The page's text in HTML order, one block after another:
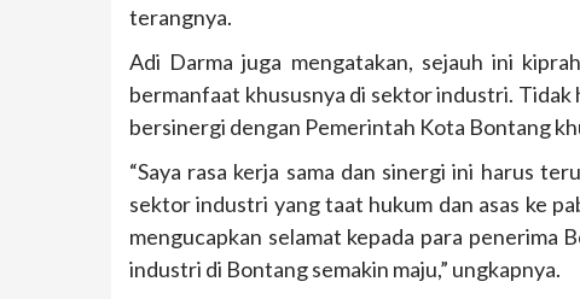
terangnya.
Adi Darma juga mengatakan, sejauh ini
bermanfaat khususnya di sektor industri.
bersinergi dengan Pemerintah Kota Bontang
“Saya rasa kerja sama dan sinergi ini harus
sektor industri yang taat hukum dan asas ke
mengucapkan selamat kepada para penerima
industri di Bontang semakin maju,” ungkapnya.